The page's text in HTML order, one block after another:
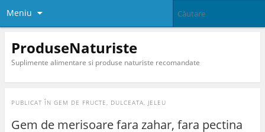
Meniu
ProduseNaturiste
Suplimente alimentare si produse naturiste recomandate
PUBLICAT ÎN GEM DE FRUCTE, DULCEATA, JELEU
Gem de merisoare fara zahar, fara pectina